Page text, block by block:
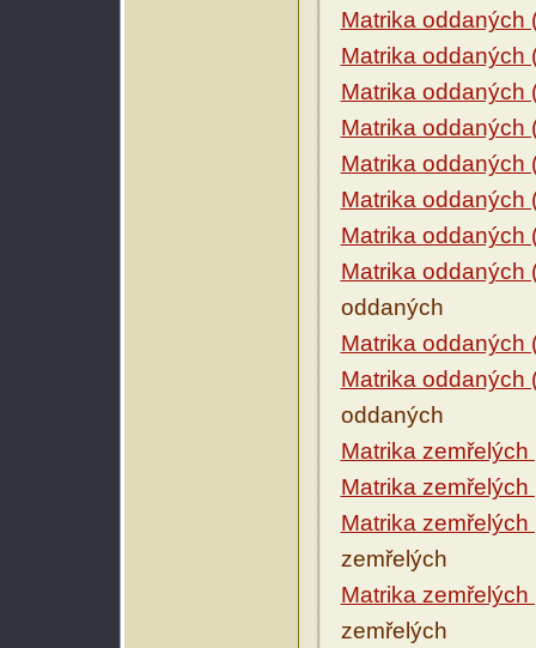
Matrika oddaných
Matrika oddaných
Matrika oddaných
Matrika oddaných
Matrika oddaných
Matrika oddaných
Matrika oddaných
Matrika oddaných
oddaných
Matrika oddaných
Matrika oddaných
oddaných
Matrika
Matrika
Matrika
zemřelých
Matrika
zemřelých